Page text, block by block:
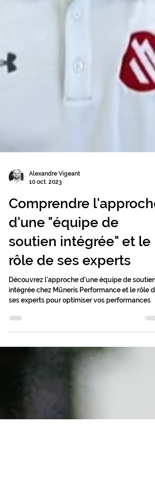
Alexandre Vigeant
10 oct. 2023
Comprendre l'approche
d'une "équipe de
soutien intégrée" et le
rôle de ses experts
Découvrez l'approche d'une équipe de soutien